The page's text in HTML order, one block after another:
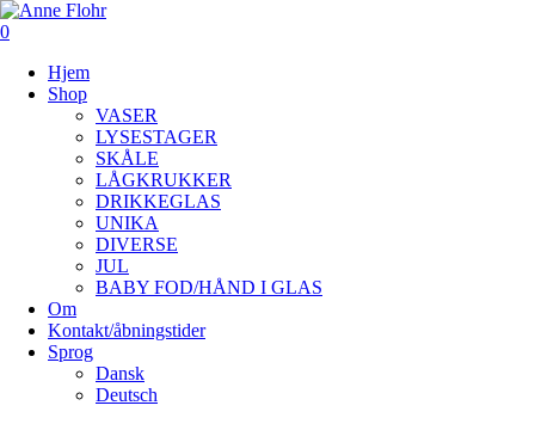
Skip
to
content
0
Hjem
Shop
VASER
LYSESTAGER
SKÅLE
LÅGKRUKKER
DRIKKEGLAS
UNIKA
DIVERSE
JUL
BABY FOD/HÅND I GLAS
Om
Kontakt/åbningstider
Sprog
Dansk
Deutsch